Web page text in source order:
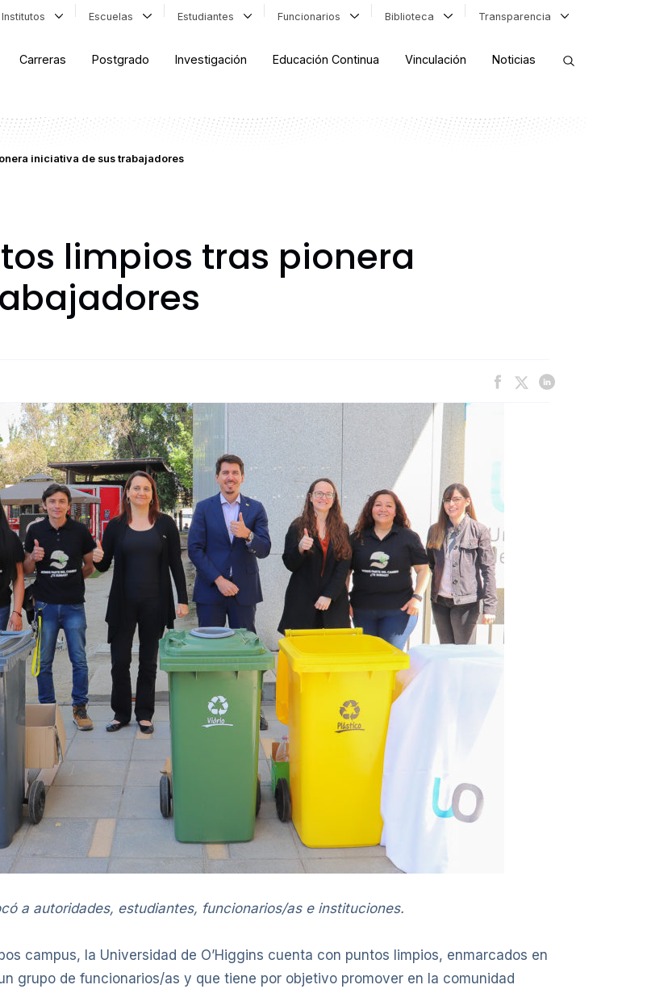
Institutos Escuelas Estudiantes Funcionarios Biblioteca Transparencia
Carreras Postgrado Investigación Educación Continua Vinculación Noticias
iniciativa de sus trabajadores
limpios tras pionera
a autoridades, estudiantes, funcionarios/as e instituciones.
campus, la Universidad de O’Higgins cuenta con puntos limpios, enmarcados en
grupo de funcionarios/as y que tiene por objetivo promover en la comunidad